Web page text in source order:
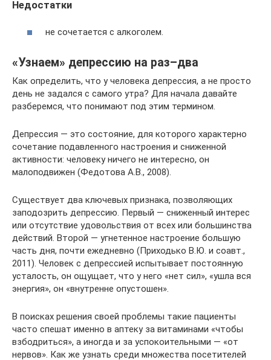
Недостатки
не сочетается с алкоголем.
«Узнаем» депрессию на раз–два
Как определить, что у человека депрессия, а не просто
день не задался с самого утра? Для начала давайте
разберемся, что понимают под этим термином.
Депрессия — это состояние, для которого характерно
сочетание подавленного настрое­ния и сниженной
активности: человеку ничего не интересно, он
малоподвижен (Федотова А.В., 2008).
Существует два ключевых признака, позволяющих
заподозрить депрессию. Первый — сниженный интерес
или отсутствие удовольствия от всех или большинства
действий. Второй — угнетенное настроение большую
часть дня, почти ежедневно (Приходько В.Ю. и соавт.,
2011). Человек с депрессией испытывает постоянную
усталость, он ощущает, что у него «нет сил», «ушла вся
энергия», он «внутренне опустошен».
В поисках решения своей проблемы такие пациенты
часто спешат именно в аптеку за витаминами «чтобы
взбодриться», а иногда и за успокоительными — «от
нервов». Как же узнать среди множества посетителей